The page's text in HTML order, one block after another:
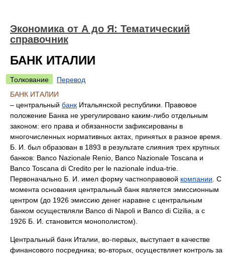
Экономика от А до Я: Тематический
справочник
БАНК ИТАЛИИ
Толкование
Перевод
БАНК ИТАЛИИ
– центральный банк Итальянской республики. Правовое
положение Банка не урегулировано каким-либо отдельным
законом: его права и обязанности зафиксированы в
многочисленных нормативных актах, принятых в разное время.
Б. И. был образован в 1893 в результате слияния трех крупных
банков: Banco Nazionale Renio, Banco Nazionale Toscana и
Banco Toscana di Credito per le nazionale indua-trie.
Первоначально Б. И. имел форму частноправовой компании . С
момента основания центральный банк является эмиссионным
центром (до 1926 эмиссию денег наравне с центральным
банком осуществляли Banco di Napoli и Banco di Cizilia, а с
1926 Б. И. становится монополистом).
Центральный банк Италии, во-первых, выступает в качестве
финансового посредника; во-вторых, осуществляет контроль за